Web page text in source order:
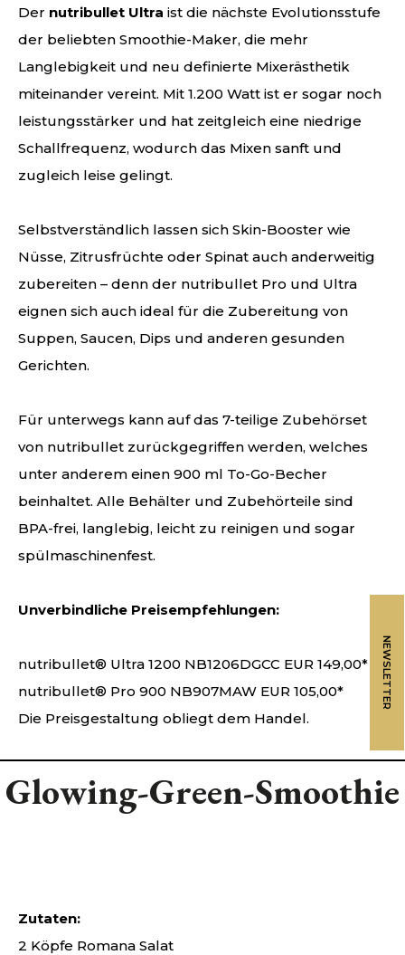
Der nutribullet Ultra ist die nächste Evolutionsstufe
der beliebten Smoothie-Maker, die mehr
Langlebigkeit und neu definierte Mixerästhetik
miteinander vereint. Mit 1.200 Watt ist er sogar noch
leistungsstärker und hat zeitgleich eine niedrige
Schallfrequenz, wodurch das Mixen sanft und
zugleich leise gelingt.
Selbstverständlich lassen sich Skin-Booster wie
Nüsse, Zitrusfrüchte oder Spinat auch anderweitig
zubereiten – denn der nutribullet Pro und Ultra
eignen sich auch ideal für die Zubereitung von
Suppen, Saucen, Dips und anderen gesunden
Gerichten.
Für unterwegs kann auf das 7-teilige Zubehörset
von nutribullet zurückgegriffen werden, welches
unter anderem einen 900 ml To-Go-Becher
beinhaltet. Alle Behälter und Zubehörteile sind
BPA-frei, langlebig, leicht zu reinigen und sogar
spülmaschinenfest.
Unverbindliche Preisempfehlungen:
nutribullet® Ultra 1200 NB1206DGCC EUR 149,00*
nutribullet® Pro 900 NB907MAW EUR 105,00*
Die Preisgestaltung obliegt dem Handel.
Glowing-Green-Smoothie
Zutaten:
2 Köpfe Romana Salat
NEWSLETTER